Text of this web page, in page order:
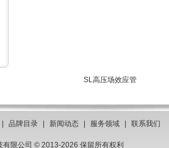
SL高压场效应管
品牌目录 新闻动态 服务领域 联系我们
有限公司 © 2013-2026 保留所有权利